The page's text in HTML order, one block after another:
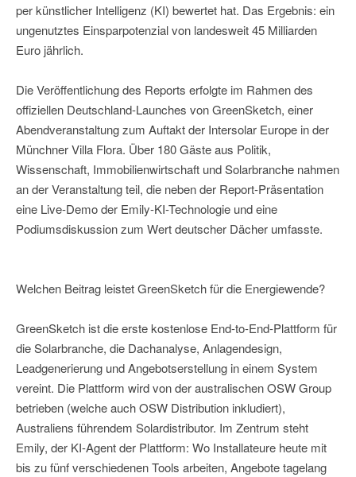
per künstlicher Intelligenz (KI) bewertet hat. Das Ergebnis: ein
ungenutztes Einsparpotenzial von landesweit 45 Milliarden
Euro jährlich.
Die Veröffentlichung des Reports erfolgte im Rahmen des
offiziellen Deutschland-Launches von GreenSketch, einer
Abendveranstaltung zum Auftakt der Intersolar Europe in der
Münchner Villa Flora. Über 180 Gäste aus Politik,
Wissenschaft, Immobilienwirtschaft und Solarbranche nahmen
an der Veranstaltung teil, die neben der Report-Präsentation
eine Live-Demo der Emily-KI-Technologie und eine
Podiumsdiskussion zum Wert deutscher Dächer umfasste.
Welchen Beitrag leistet GreenSketch für die Energiewende?
GreenSketch ist die erste kostenlose End-to-End-Plattform für
die Solarbranche, die Dachanalyse, Anlagendesign,
Leadgenerierung und Angebotserstellung in einem System
vereint. Die Plattform wird von der australischen OSW Group
betrieben (welche auch OSW Distribution inkludiert),
Australiens führendem Solardistributor. Im Zentrum steht
Emily, der KI-Agent der Plattform: Wo Installateure heute mit
bis zu fünf verschiedenen Tools arbeiten, Angebote tagelang